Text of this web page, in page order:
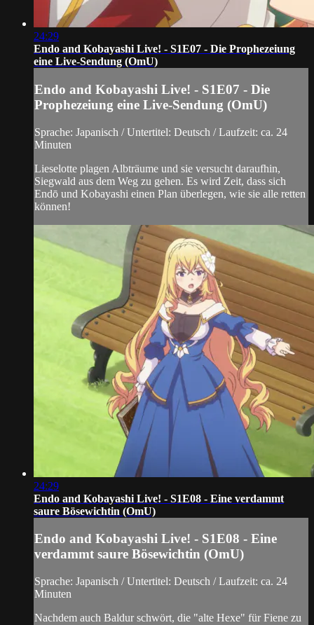
24:29
Endo and Kobayashi Live! - S1E07 - Die Prophezeiung
eine Live-Sendung (OmU)
Endo and Kobayashi Live! - S1E07 - Die
Prophezeiung eine Live-Sendung (OmU)
Sprache: Japanisch / Untertitel: Deutsch / Laufzeit: ca. 24
Minuten
Lieselotte plagen Albträume und sie versucht daraufhin,
Siegwald aus dem Weg zu gehen. Es wird Zeit, dass sich
Endō und Kobayashi einen Plan überlegen, wie sie alle retten
können!
24:29
Endo and Kobayashi Live! - S1E08 - Eine verdammt
saure Bösewichtin (OmU)
Endo and Kobayashi Live! - S1E08 - Eine
verdammt saure Bösewichtin (OmU)
Sprache: Japanisch / Untertitel: Deutsch / Laufzeit: ca. 24
Minuten
Nachdem auch Baldur schwört, die "alte Hexe" für Fiene zu